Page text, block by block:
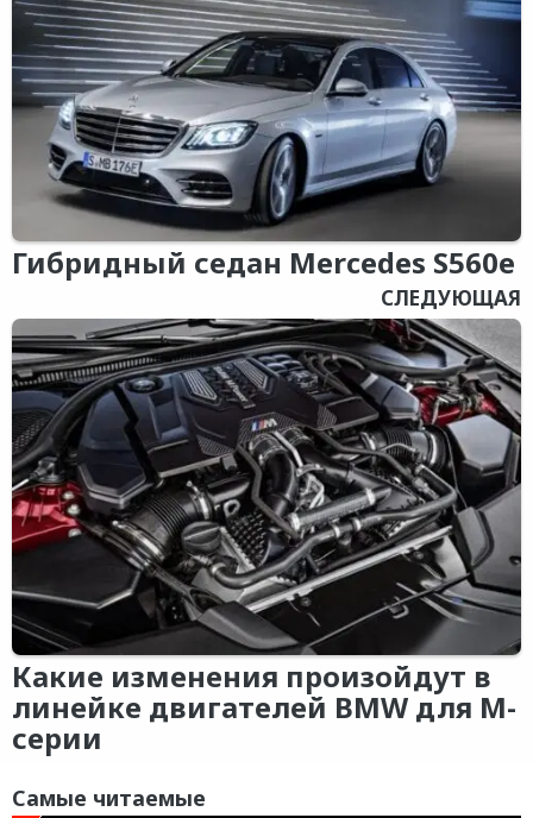
Гибридный седан Mercedes S560e
СЛЕДУЮЩАЯ
Какие изменения произойдут в
линейке двигателей BMW для M-
серии
Самые читаемые